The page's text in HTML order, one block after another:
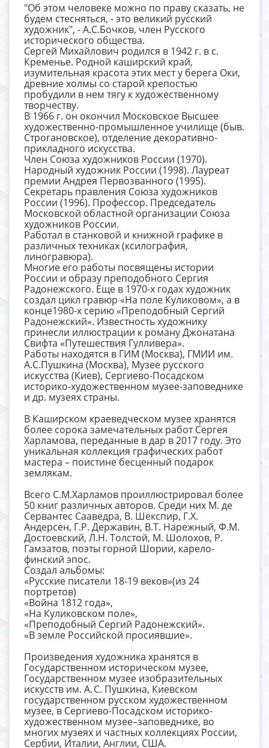
"Об этом человеке можно по праву сказать, не
будем стесняться, - это великий русский
художник", - А.С.Бочков, член Русского
исторического общества.
Сергей Михайлович родился в 1942 г. в с.
Кременье. Родной каширский край,
изумительная красота этих мест у берега Оки,
древние холмы со старой крепостью
пробудили в нем тягу к художественному
творчеству.
В 1966 г. он окончил Московское Высшее
художественно-промышленное училище (быв.
Строгановское), отделение декоративно-
прикладного искусства.
Член Союза художников России (1970).
Народный художник России (1998). Лауреат
премии Андрея Первозванного (1995).
Секретарь правления Союза художников
России (1996). Профессор. Председатель
Московской областной организации Союза
художников России.
Работал в станковой и книжной графике в
различных техниках (ксилография,
линогравюра).
Многие его работы посвящены истории
России и образу преподобного Сергия
Радонежского. Еще в 1970-х годах художник
создал цикл гравюр «На поле Куликовом», а в
конце1980-х серию «Преподобный Сергий
Радонежский». Известность художнику
принесли иллюстрации к роману Джонатана
Свифта «Путешествия Гулливера».
Работы находятся в ГИМ (Москва), ГМИИ им.
А.С.Пушкина (Москва), Музее русского
искусства (Киев), Сергиево-Посадском
историко-художественном музее-заповеднике
и др. музеях страны.
В Каширском краеведческом музее хранятся
более сорока замечательных работ Сергея
Харламова, переданные в дар в 2017 году. Это
уникальная коллекция графических работ
мастера – поистине бесценный подарок
землякам.
Всего С.М.Харламов проиллюстрировал более
50 книг различных авторов. Среди них М. де
Сервантес Сааведра, В. Шекспир, Г.Х.
Андерсен, Г.Р. Державин, В.Т. Нарежный, Ф.М.
Достоевский, Л.Н. Толстой, М. Шолохов, Р.
Гамзатов, поэты горной Шории, карело-
финский эпос.
Создал альбомы:
«Русские писатели 18-19 веков»(из 24
портретов)
«Война 1812 года»,
«На Куликовском поле»,
«Преподобный Сергий Радонежский».
«В земле Российской просиявшие».
Произведения художника хранятся в
Государственном историческом музее,
Государственном музее изобразительных
искусств им. А. С. Пушкина, Киевском
государственном русском художественном
музее, в Сергиево-Посадском историко-
художественном музее–заповеднике, во
многих музеях и частных коллекциях России,
Сербии, Италии, Англии, США.